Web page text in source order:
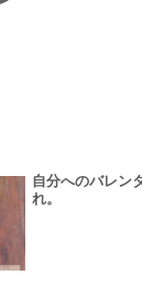
自分へのバレン
れ。